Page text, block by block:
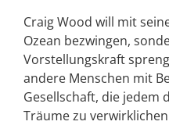
Craig Wood will mit
Ozean bezwingen,
Vorstellungskraft
andere Menschen mit
Gesellschaft, die jedem
Träume zu